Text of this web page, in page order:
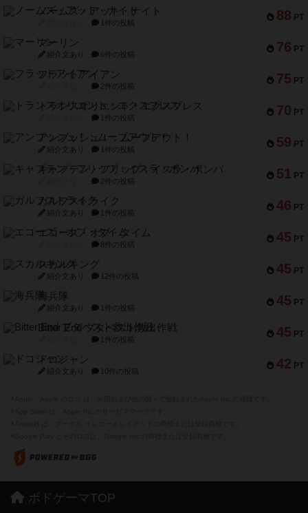
88 PT
ノームズ・アット・ナイト
1件の投稿
76 PT
マーリン
紹介文あり 6件の投稿
75 PT
フラットアイアン
2件の投稿
70 PT
トランスオリエント・エクスプレス
1件の投稿
59 PT
アンブッシュ！：ムーブアウト！
紹介文あり 1件の投稿
51 PT
キャプテン・フリップ：イスラ・ボンバ
2件の投稿
46 PT
ガルフストライク
紹介文あり 1件の投稿
45 PT
エコーズ・オブ・タイム
8件の投稿
45 PT
スカルキング
紹介文あり 12件の投稿
45 PT
海兵隊
紹介文あり 1件の投稿
45 PT
Bitter End ブタペスト救出作戦
1件の投稿
42 PT
ドコジャン
紹介文あり 10件の投稿
ボドゲーマTOP